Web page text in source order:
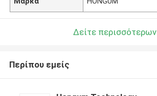
Δείτε περισσότερων
Περίπου εμείς